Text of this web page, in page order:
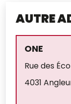
AUTRE
ONE
Rue des
4031